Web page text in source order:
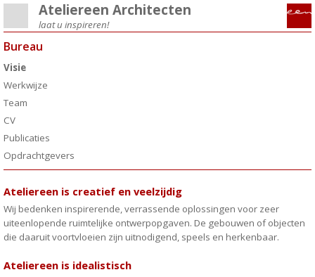
Ateliereen Architecten
laat u inspireren!
Bureau
Visie
Werkwijze
Team
CV
Publicaties
Opdrachtgevers
Ateliereen is creatief en veelzijdig
Wij bedenken inspirerende, verrassende oplossingen voor zeer
uiteenlopende ruimtelijke ontwerpopgaven. De gebouwen of objecten
die daaruit voortvloeien zijn uitnodigend, speels en herkenbaar.
Ateliereen is idealistisch